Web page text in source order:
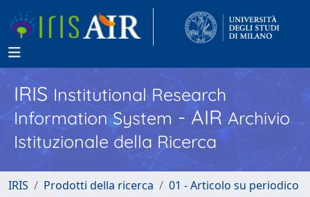
IRISInstitutional Research
Information System - AIR Archivio
Istituzionale della Ricerca
IRIS Prodotti della ricerca 01 - Articolo su periodico